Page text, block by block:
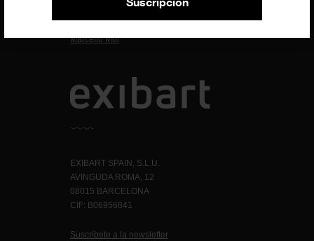
Programación y diseño web
Giovanni Costante
Marcello Moi
EXIBART SPAIN, S.L.U.
AVINGUDA ROMA, 12
08015 BARCELONA
CIF: B06956841
Suscríbete a la newsletter